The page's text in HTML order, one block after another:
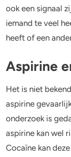
ook een signaal
iemand te veel
heeft of een
Aspirine
Het is niet
aspirine
onderzoek is
aspirine kan wel
Cocaïne kan